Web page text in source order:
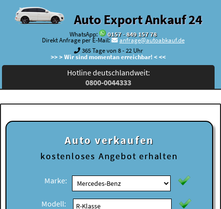
Auto Export Ankauf 24
WhatsApp:
0157 - 849 157 78
Direkt Anfrage per E-Mail:
anfrage@autoabkauf.de
365 Tage von 8 - 22 Uhr
>> > Wir sind momentan erreichbar! < <<
Hotline deutschlandweit:
0800-0044333
Auto verkaufen
kostenloses Angebot erhalten
Marke:
Modell: